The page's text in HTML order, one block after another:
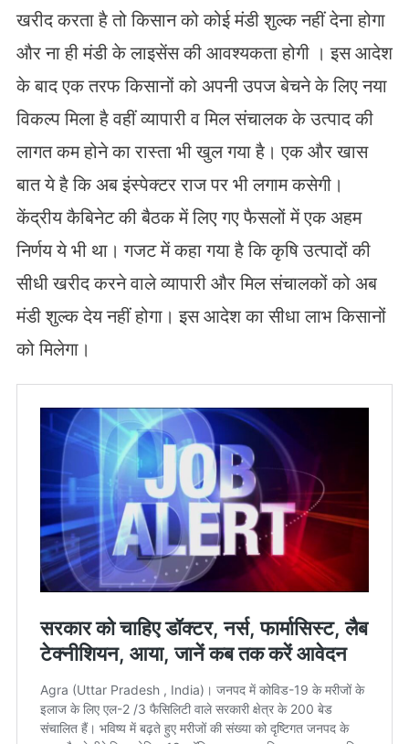
खरीद करता है तो किसान को कोई मंडी शुल्क नहीं देना होगा
और ना ही मंडी के लाइसेंस की आवश्यकता होगी । इस आदेश
के बाद एक तरफ किसानों को अपनी उपज बेचने के लिए नया
विकल्प मिला है वहीं व्यापारी व मिल संचालक के उत्पाद की
लागत कम होने का रास्ता भी खुल गया है। एक और खास
बात ये है कि अब इंस्पेक्टर राज पर भी लगाम कसेगी।
केंद्रीय कैबिनेट की बैठक में लिए गए फैसलों में एक अहम
निर्णय ये भी था। गजट में कहा गया है कि कृषि उत्पादों की
सीधी खरीद करने वाले व्यापारी और मिल संचालकों को अब
मंडी शुल्क देय नहीं होगा। इस आदेश का सीधा लाभ किसानों
को मिलेगा।